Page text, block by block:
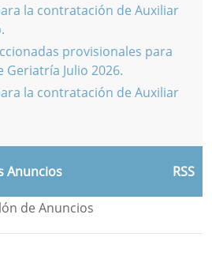
la contratación de Auxiliar
provisionales para
Julio 2026.
la contratación de Auxiliar
Anuncios RSS